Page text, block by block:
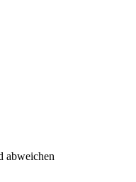
abweichen